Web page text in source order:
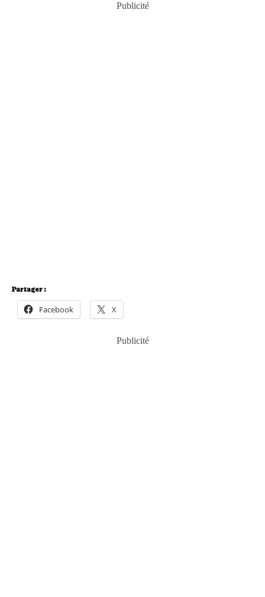
Publicité
Partager :
Facebook X
Publicité